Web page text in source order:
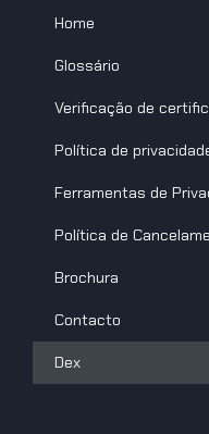
Home
Glossário
Verificação de
Política de
Ferramentas de
Política de
Brochura
Contacto
Dex